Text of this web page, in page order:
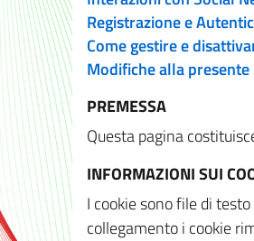
Registrazione e
Come gestire e
Modifiche alla
PREMESSA
Questa pagina
INFORMAZIONI SUI
I cookie sono file di
collegamento i cookie